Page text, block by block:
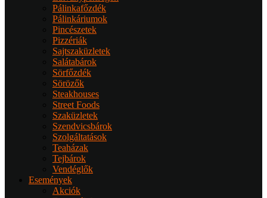
Pálinkafőzdék
Pálinkáriumok
Pincészetek
Pizzériák
Sajtszaküzletek
Salátabárok
Sörfőzdék
Sörözők
Steakhouses
Street Foods
Szaküzletek
Szendvicsbárok
Szolgáltatások
Teaházak
Tejbárok
Vendéglők
Események
Akciók